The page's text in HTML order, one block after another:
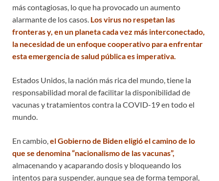
más contagiosas, lo que ha provocado un aumento
alarmante de los casos. Los virus no respetan las
fronteras y, en un planeta cada vez más interconectado,
la necesidad de un enfoque cooperativo para enfrentar
esta emergencia de salud pública es imperativa.
Estados Unidos, la nación más rica del mundo, tiene la
responsabilidad moral de facilitar la disponibilidad de
vacunas y tratamientos contra la COVID-19 en todo el
mundo.
En cambio,el Gobierno de Biden eligió el camino de lo
que se denomina “nacionalismo de las vacunas”,
almacenando y acaparando dosis y bloqueando los
intentos para suspender, aunque sea de forma temporal,